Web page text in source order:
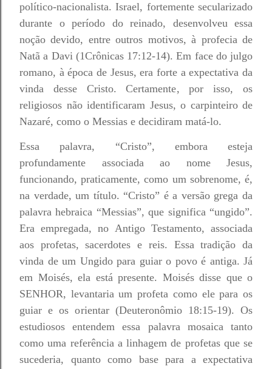
político-nacionalista. Israel, fortemente secularizado
durante o período do reinado, desenvolveu essa
noção devido, entre outros motivos, à profecia de
Natã a Davi (1Crônicas 17:12-14). Em face do julgo
romano, à época de Jesus, era forte a expectativa da
vinda desse Cristo. Certamente, por isso, os
religiosos não identificaram Jesus, o carpinteiro de
Nazaré, como o Messias e decidiram matá-lo.
Essa palavra, “Cristo”, embora esteja
profundamente associada ao nome Jesus,
funcionando, praticamente, como um sobrenome, é,
na verdade, um título. “Cristo” é a versão grega da
palavra hebraica “Messias”, que significa “ungido”.
Era empregada, no Antigo Testamento, associada
aos profetas, sacerdotes e reis. Essa tradição da
vinda de um Ungido para guiar o povo é antiga. Já
em Moisés, ela está presente. Moisés disse que o
SENHOR, levantaria um profeta como ele para os
guiar e os orientar (Deuteronômio 18:15-19). Os
estudiosos entendem essa palavra mosaica tanto
como uma referência a linhagem de profetas que se
sucederia, quanto como base para a expectativa